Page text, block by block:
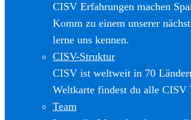
CISV Erfahrungen machen
Komm zu einem unserer
lerne uns kennen.
CISV-Struktur
CISV ist weltweit in 70
Weltkarte findest du alle CISV
Team